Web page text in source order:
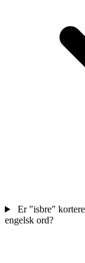
Er "isbre"
engelsk ord?